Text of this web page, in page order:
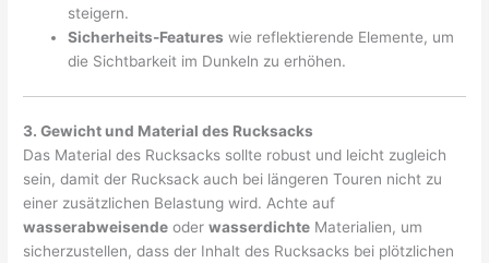
steigern.
Sicherheits-Features wie reflektierende Elemente, um
die Sichtbarkeit im Dunkeln zu erhöhen.
3. Gewicht und Material des Rucksacks
Das Material des Rucksacks sollte robust und leicht zugleich
sein, damit der Rucksack auch bei längeren Touren nicht zu
einer zusätzlichen Belastung wird. Achte auf
wasserabweisende oderwasserdichte Materialien, um
sicherzustellen, dass der Inhalt des Rucksacks bei plötzlichen